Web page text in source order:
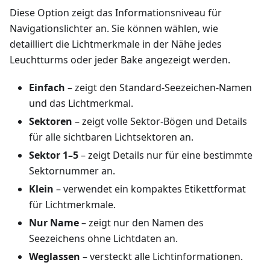
Diese Option zeigt das Informationsniveau für
Navigationslichter an. Sie können wählen, wie
detailliert die Lichtmerkmale in der Nähe jedes
Leuchtturms oder jeder Bake angezeigt werden.
Einfach – zeigt den Standard-Seezeichen-Namen
und das Lichtmerkmal.
Sektoren – zeigt volle Sektor-Bögen und Details
für alle sichtbaren Lichtsektoren an.
Sektor 1–5– zeigt Details nur für eine bestimmte
Sektornummer an.
Klein – verwendet ein kompaktes Etikettformat
für Lichtmerkmale.
Nur Name– zeigt nur den Namen des
Seezeichens ohne Lichtdaten an.
Weglassen – versteckt alle Lichtinformationen.